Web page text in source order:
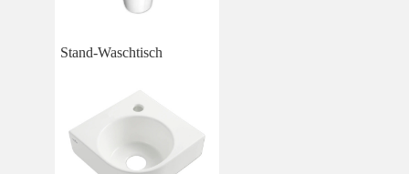
Stand-Waschtisch